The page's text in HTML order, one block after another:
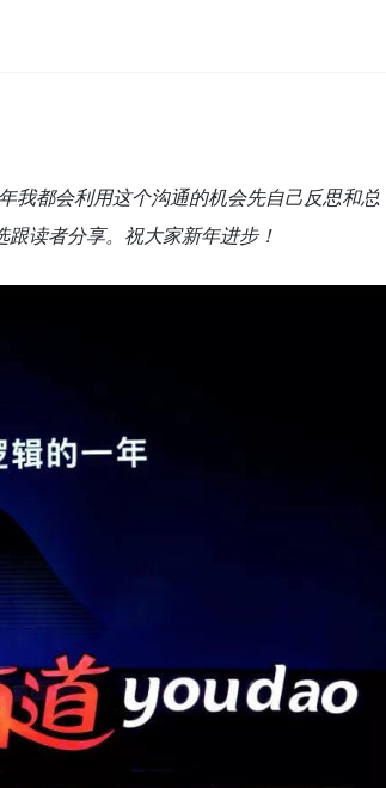
我都会利用这个沟通的机会先自己反思和总
跟读者分享。 祝大家新年进步！